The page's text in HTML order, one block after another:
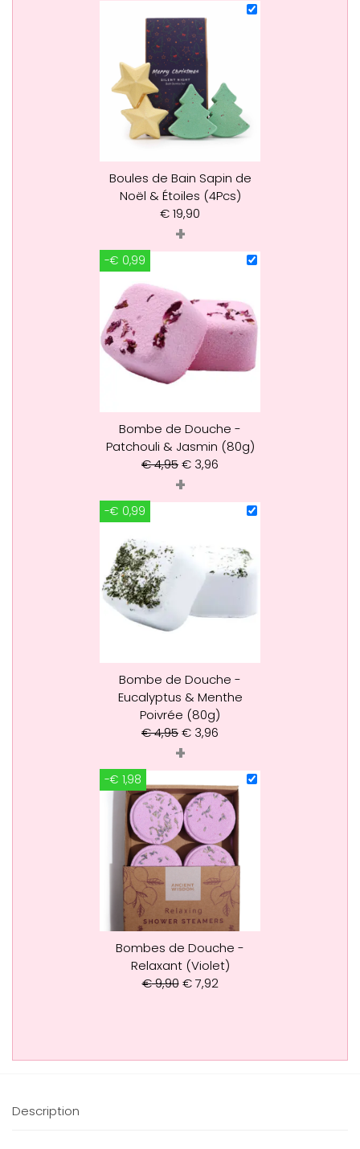
Boules de Bain Sapin de
Noël & Étoiles (4Pcs)
€19,90
+
-€ 0,99
Bombe de Douche -
Patchouli & Jasmin (80g)
€4,95€ 3,96
+
-€ 0,99
Bombe de Douche -
Eucalyptus & Menthe
Poivrée (80g)
€4,95€ 3,96
+
-€ 1,98
Bombes de Douche -
Relaxant (Violet)
€9,90 €7,92
Description